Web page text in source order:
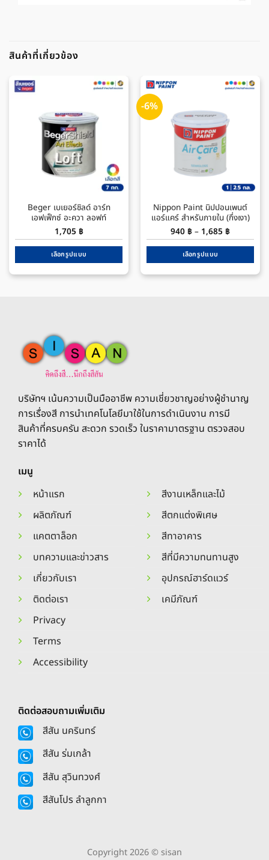
สินค้าที่เกี่ยวข้อง
Beger เบเยอร์ชิลด์ อาร์ท
เอฟเฟ็กซ์ อะควา ลอฟท์
1,705 ฿
เลือกรูปแบบ
product
options
may
be
on
the
product
page
-6%
Nippon Paint นิปปอนเพนต์
แอร์แคร์ สำหรับภายใน (กึ่งเงา)
940 ฿ – 1,685 ฿Price
range:
940 ฿
1,685 ฿
เลือกรูปแบบ
product
on
product
page
บริษัทฯ เน้นความเป็นมืออาชีพ ความเชี่ยวชาญอย่างผู้ชำนาญ
การเรื่องสี การนำเทคโนโลยีมาใช้ในการดำเนินงาน การมี
สินค้าที่ครบครัน สะดวก รวดเร็ว ในราคามาตรฐาน ตรวจสอบ
ราคาได้
เมนู
หน้าแรก
ผลิตภัณฑ์
แคตตาล็อก
บทความและข่าวสาร
เกี่ยวกับเรา
ติดต่อเรา
สีงานเหล็กและไม้
สีตกแต่งพิเศษ
สีทาอาคาร
สีที่มีความทนทานสูง
อุปกรณ์ฮาร์ดแวร์
เคมีภัณฑ์
Privacy
Terms
Accessibility
ติดต่อสอบถามเพิ่มเติม
สีสัน นครินทร์
สีสัน ร่มเกล้า
สีสัน สุวินทวงศ์
สีสันโปร ลำลูกกา
Copyright 2026 © sisan